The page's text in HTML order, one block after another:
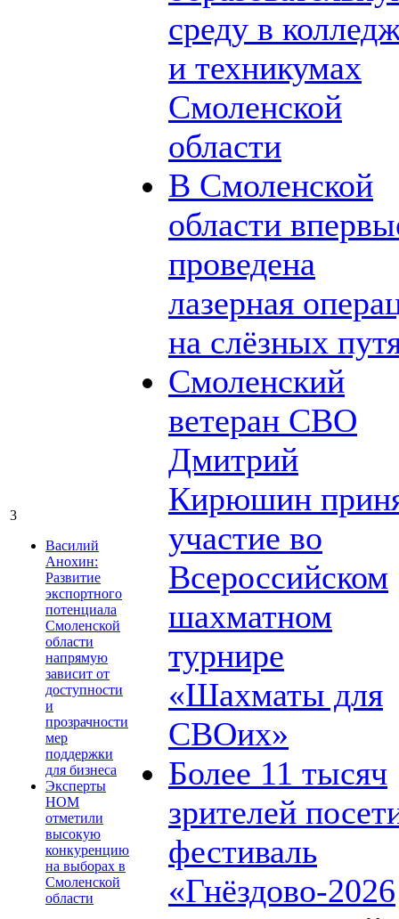
3
Василий
Анохин:
Развитие
экспортного
потенциала
Смоленской
области
напрямую
зависит от
доступности
и
прозрачности
мер
поддержки
для бизнеса
Эксперты
НОМ
отметили
высокую
конкуренцию
на выборах в
Смоленской
области
среду в
и техникумах
Смоленской
области
В Смоленской
области
проведена
лазерная
на слёзных
Смоленский
ветеран СВО
Дмитрий
Кирюшин
участие во
Всероссийском
шахматном
турнире
«Шахматы для
СВОих»
Более 11 тысяч
зрителей
фестиваль
«Гнёздово-2026